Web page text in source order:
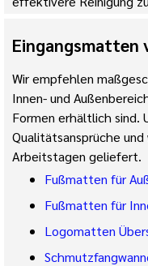
Eingangsmatten
Wir empfehlen
Innen- und
Formen erhältlich sind.
Qualitätsansprüche
Arbeitstagen geliefert.
Fußmatten für
Fußmatten für
Logomatten